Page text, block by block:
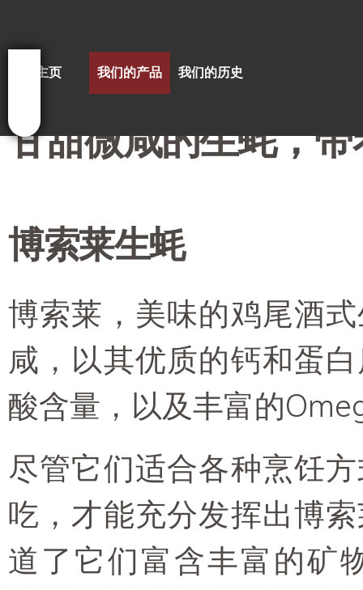
主页 我们的产品 我们的历史
甘甜微咸的生蚝，
博索莱生蚝
博索莱，美味的鸡尾酒
咸，以其优质的钙和蛋
酸含量，以及丰富的
尽管它们适合各种烹饪
吃，才能充分发挥出博
道了它们富含丰富的矿